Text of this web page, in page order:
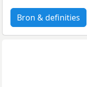
Bron & definities